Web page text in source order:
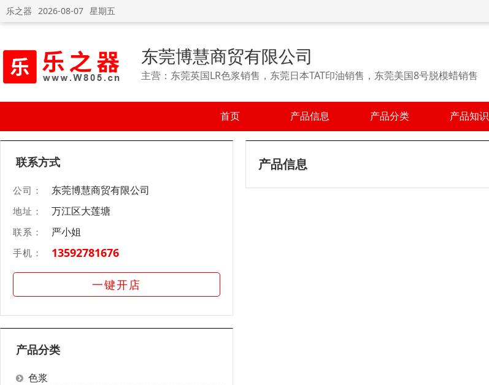
乐之器 2026-08-07 星期五
东莞博慧商贸有限公司
主营：东莞英国LR色浆销售，东莞日本TAT印油销售，东莞美国8号脱模蜡销售
首页 产品信息 产品分类 产品知识
联系方式
公司： 东莞博慧商贸有限公司
地址： 万江区大莲塘
联系： 严小姐
手机： 13592781676
一键开店
产品分类
色浆
产品信息